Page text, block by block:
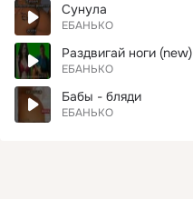
Сунула
ЕБАНЬКО
Раздвигай ноги (new)
ЕБАНЬКО
Бабы - бляди
ЕБАНЬКО